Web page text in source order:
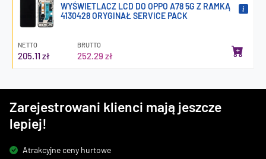
WYŚWIETLACZ LCD DO OPPO A78 5G Z RAMKĄ
4130428 ORYGINAŁ SERVICE PACK
NETTO
205.11 zł
BRUTTO
252.29 zł
Zarejestrowani klienci mają jeszcze
lepiej!
Atrakcyjne ceny hurtowe